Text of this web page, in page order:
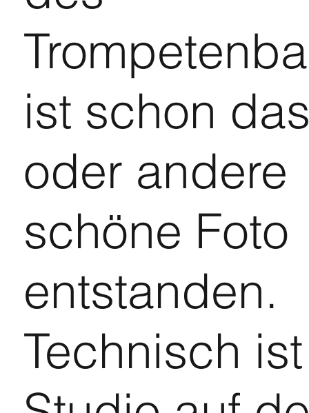
ist schon
oder andere
schöne Foto
entstanden.
Technisch